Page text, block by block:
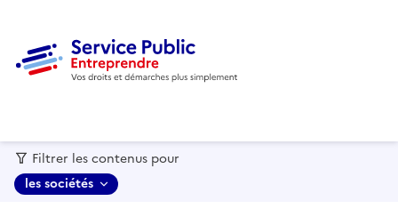
Filtrer les contenus pour
les sociétés